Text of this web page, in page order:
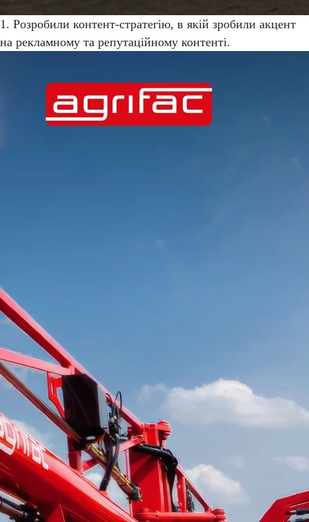
1. Розробили контент-стратегію, в якій зробили акцент
на рекламному та репутаційному контенті.